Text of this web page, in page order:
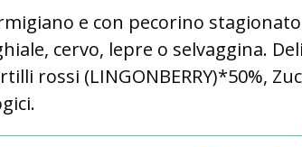
e con pecorino
cervo, lepre o selvaggina.
rossi (LINGONBERRY)*50%,